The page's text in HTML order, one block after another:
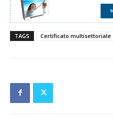
TAGS Certificato multisettoriale